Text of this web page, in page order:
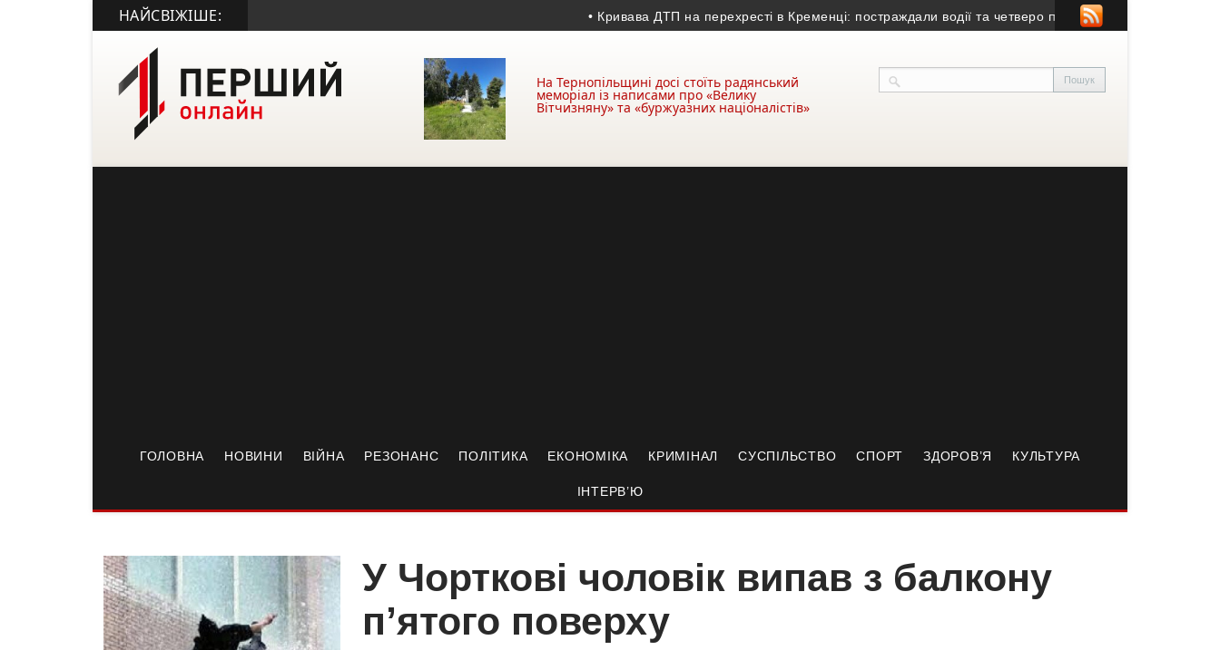
НАЙСВІЖІШЕ: • Кривава ДТП на перехресті в Кременці: постраждали водії та четверо пасажирів • У Тернополі
На Тернопільщині досі стоїть радянський
меморіал із написами про «Велику
Вітчизняну» та «буржуазних націоналістів»
ГОЛОВНА НОВИНИ ВІЙНА РЕЗОНАНС ПОЛІТИКА ЕКОНОМІКА КРИМІНАЛ СУСПІЛЬСТВО СПОРТ ЗДОРОВ’Я КУЛЬТУРА
ІНТЕРВ’Ю
У Чорткові чоловік випав з балкону
п’ятого поверху